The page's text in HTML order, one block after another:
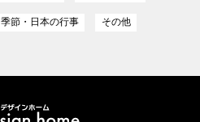
季節・日本の行事 その他